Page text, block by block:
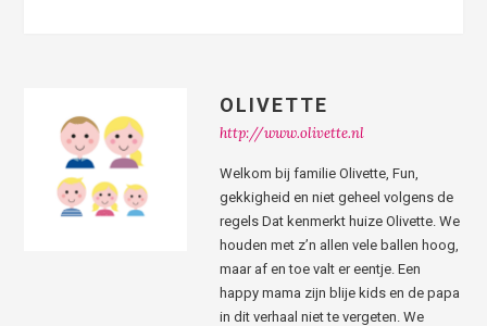
OLIVETTE
http://www.olivette.nl
Welkom bij familie Olivette, Fun,
gekkigheid en niet geheel volgens de
regels Dat kenmerkt huize Olivette. We
houden met z’n allen vele ballen hoog,
maar af en toe valt er eentje. Een
happy mama zijn blije kids en de papa
in dit verhaal niet te vergeten. We